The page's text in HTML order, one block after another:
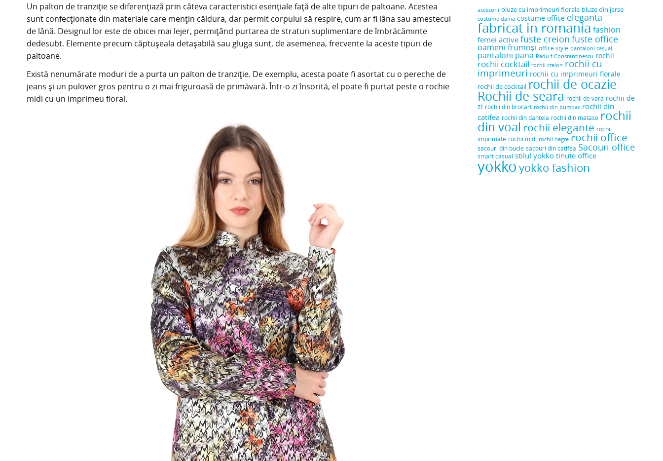
Un palton de tranziție se diferențiază prin câteva caracteristici esențiale față de alte tipuri de paltoane. Acestea
sunt confecționate din materiale care mențin căldura, dar permit corpului să respire, cum ar fi lâna sau amestecul
de lână. Designul lor este de obicei mai lejer, permițând purtarea de straturi suplimentare de îmbrăcăminte
dedesubt. Elemente precum căptușeala detașabilă sau gluga sunt, de asemenea, frecvente la aceste tipuri de
paltoane.
Există nenumărate moduri de a purta un palton de tranziție. De exemplu, acesta poate fi asortat cu o pereche de
jeans și un pulover gros pentru o zi mai friguroasă de primăvară. Într-o zi însorită, el poate fi purtat peste o rochie
midi cu un imprimeu floral.
accesorii bluze cu imprimeuri florale bluze din jerse
costume dama costume office eleganta
fabricat in romania fashion
femei active fuste creion fuste office
oameni frumoși office style pantaloni casual
pantaloni pana Radu f Constantinescu rochii
rochii cocktail rochii creion rochii cu
imprimeuri rochii cu imprimeuri florale
rochii de cocktail rochii de ocazie
Rochii de seara rochii de vara rochii de
zi rochii din brocart rochii din bumbac rochii din
catifea rochii din dantela rochii din matase rochii
din voal rochii elegante rochii
imprimate rochii midi rochii negre rochii office
sacouri din bucle sacouri din catifea Sacouri office
smart casual stilul yokko tinute office
yokko yokko fashion